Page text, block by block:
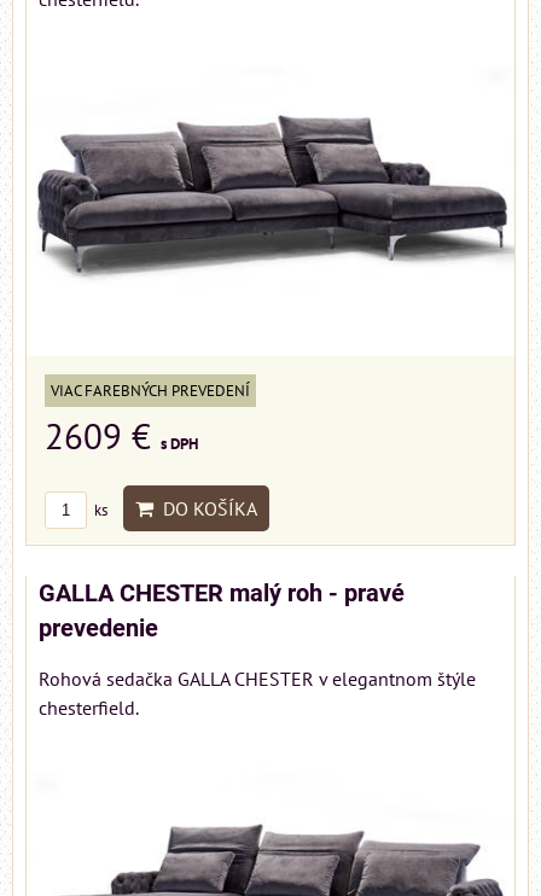
VIAC FAREBNÝCH PREVEDENÍ
2609 € s DPH
ks DO KOŠÍKA
GALLA CHESTER malý roh - pravé
prevedenie
Rohová sedačka GALLA CHESTER v elegantnom štýle
chesterfield.